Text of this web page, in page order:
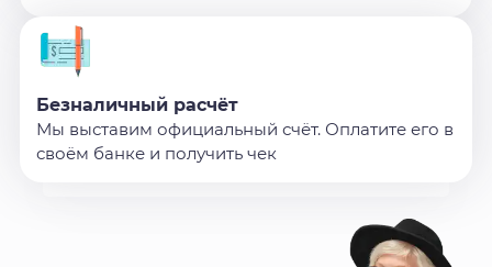
Безналичный расчёт
Мы выставим официальный счёт. Оплатите его в
своём банке и получить чек